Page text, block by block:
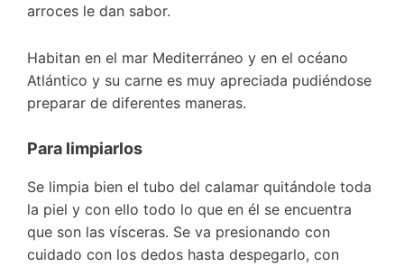
arroces le dan sabor.
Habitan en el mar Mediterráneo y en el océano
Atlántico y su carne es muy apreciada pudiéndose
preparar de diferentes maneras.
Para limpiarlos
Se limpia bien el tubo del calamar quitándole toda
la piel y con ello todo lo que en él se encuentra
que son las vísceras. Se va presionando con
cuidado con los dedos hasta despegarlo, con